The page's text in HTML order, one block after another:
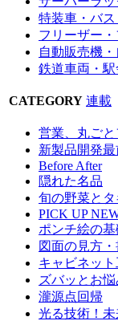
特装車・バ
フリーザー
自動販売機
鉄道車両・駅
CATEGORY 連載
営業、丸ごと
新製品開発最
Before After
隠れた名品
旬の野菜と
PICK UP
ポンチ絵の
図面の見方
キャビネッ
ズバッとお
瀧源点回帰
光る技術！